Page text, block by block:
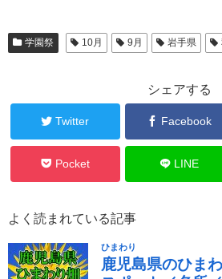
学園祭 10月 9月 岩手県
シェアする
Twitter Facebook
Pocket LINE
よく読まれている記事